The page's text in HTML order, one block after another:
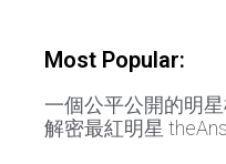
Most Popular:
一個公平公開的明
解密最紅明星